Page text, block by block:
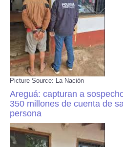
Picture Source: La Nación
Areguá: capturan a
350 millones de cuenta de
persona